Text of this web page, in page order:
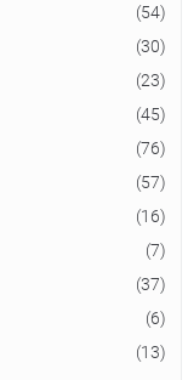
(54)
(30)
(23)
(45)
(76)
(57)
(16)
(7)
(37)
(6)
(13)